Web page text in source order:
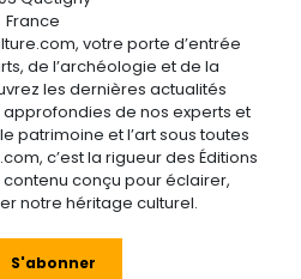
France
votre porte d’entrée
de l’archéologie et de la
les dernières actualités
de nos experts et
patrimoine et l’art sous toutes
c’est la rigueur des Éditions
contenu conçu pour éclairer,
notre héritage culturel.
S'abonner